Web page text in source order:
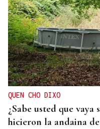
QUEN CHO DIXO
¿Sabe usted que
hicieron la andaina